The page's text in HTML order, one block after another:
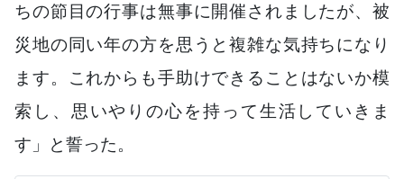
ちの節目の行事は無事に開催されましたが、被
災地の同い年の方を思うと複雑な気持ちになり
ます。これからも手助けできることはないか模
索し、思いやりの心を持って生活していきま
す」と誓った。